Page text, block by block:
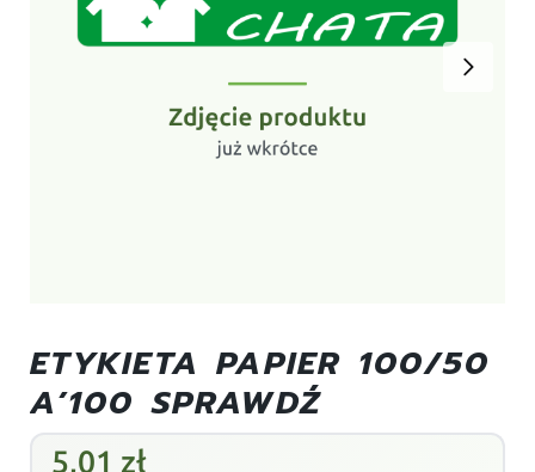
ETYKIETA PAPIER 100/50
A’100 SPRAWDŹ
5,01 zł